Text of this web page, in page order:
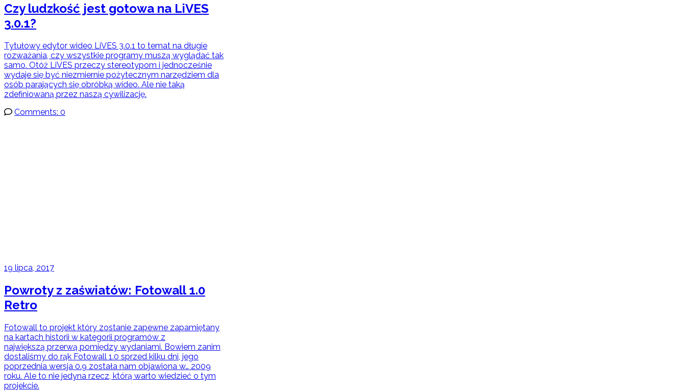
Czy ludzkość jest gotowa na LiVES
3.0.1?
Tytułowy edytor wideo LiVES 3.0.1 to temat na długie
rozważania, czy wszystkie programy muszą wyglądać tak
samo. Otóż LiVES przeczy stereotypom i jednocześnie
wydaje się być niezmiernie pożytecznym narzędziem dla
osób parających się obróbką wideo. Ale nie taką
zdefiniowaną przez naszą cywilizację.
Comments: 0
19 lipca, 2017
Powroty z zaświatów: Fotowall 1.0
Retro
Fotowall to projekt który zostanie zapewne zapamiętany
na kartach historii w kategorii programów z
największą przerwą pomiędzy wydaniami. Bowiem zanim
dostaliśmy do rąk Fotowall 1.0 sprzed kilku dni, jego
poprzednia wersja 0.9 została nam objawiona w… 2009
roku. Ale to nie jedyna rzecz, którą warto wiedzieć o tym
projekcie.